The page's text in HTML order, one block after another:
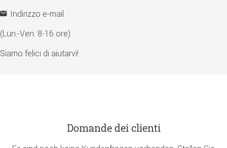
Indirizzo e-mail
(Lun.-Ven. 8-16 ore)
Siamo felici di aiutarvi!
Domande dei clienti